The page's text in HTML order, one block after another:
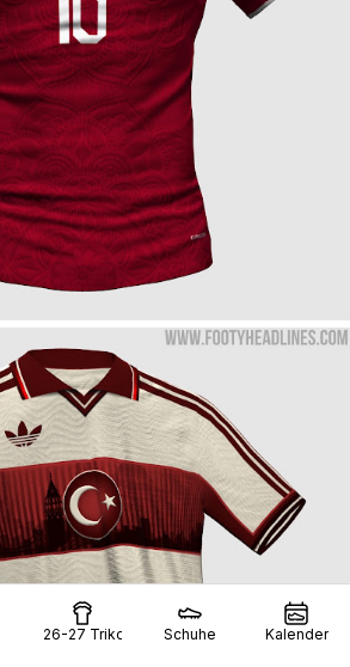
26-27 Trikots Schuhe Kalender